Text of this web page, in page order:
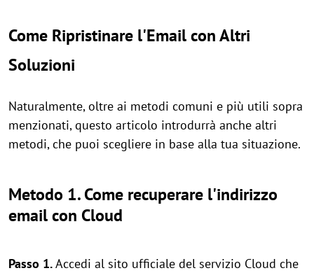
Come Ripristinare l'Email con Altri
Soluzioni
Naturalmente, oltre ai metodi comuni e più utili sopra
menzionati, questo articolo introdurrà anche altri
metodi, che puoi scegliere in base alla tua situazione.
Metodo 1. Come recuperare l'indirizzo
email con Cloud
Passo 1.Accedi al sito ufficiale del servizio Cloud che